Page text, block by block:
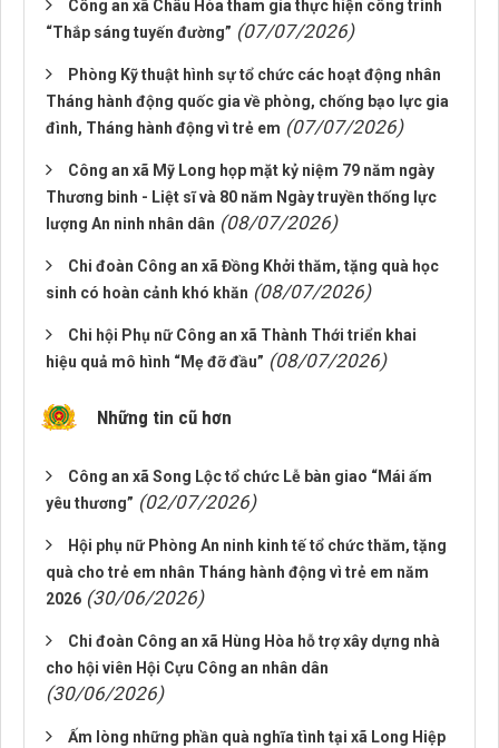
Công an xã Châu Hòa tham gia thực hiện công trình
“Thắp sáng tuyến đường” (07/07/2026)
Phòng Kỹ thuật hình sự tổ chức các hoạt động nhân
Tháng hành động quốc gia về phòng, chống bạo lực gia
đình, Tháng hành động vì trẻ em (07/07/2026)
Công an xã Mỹ Long họp mặt kỷ niệm 79 năm ngày
Thương binh - Liệt sĩ và 80 năm Ngày truyền thống lực
lượng An ninh nhân dân (08/07/2026)
Chi đoàn Công an xã Đồng Khởi thăm, tặng quà học
sinh có hoàn cảnh khó khăn (08/07/2026)
Chi hội Phụ nữ Công an xã Thành Thới triển khai
hiệu quả mô hình “Mẹ đỡ đầu” (08/07/2026)
Những tin cũ hơn
Công an xã Song Lộc tổ chức Lễ bàn giao “Mái ấm
yêu thương” (02/07/2026)
Hội phụ nữ Phòng An ninh kinh tế tổ chức thăm, tặng
quà cho trẻ em nhân Tháng hành động vì trẻ em năm
2026 (30/06/2026)
Chi đoàn Công an xã Hùng Hòa hỗ trợ xây dựng nhà
cho hội viên Hội Cựu Công an nhân dân
(30/06/2026)
Ấm lòng những phần quà nghĩa tình tại xã Long Hiệp